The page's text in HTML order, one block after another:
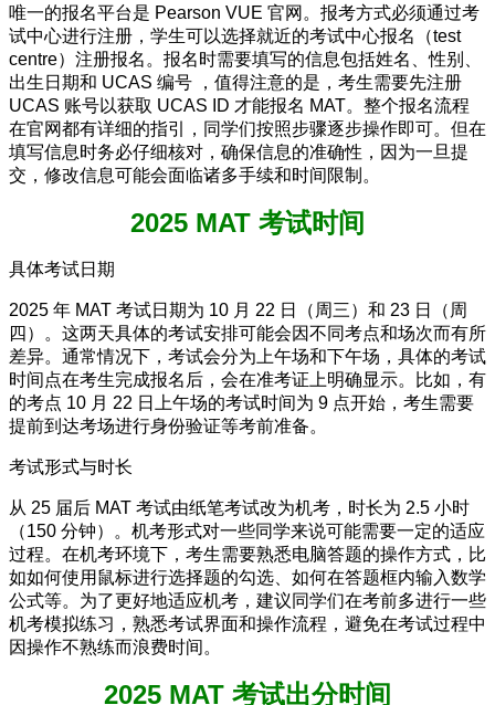
唯一的报名平台是 Pearson VUE 官网。报考方式必须通过考
试中心进行注册，学生可以选择就近的考试中心报名（test
centre）注册报名。报名时需要填写的信息包括姓名、性别、
出生日期和 UCAS 编号 ，值得注意的是，考生需要先注册
UCAS 账号以获取 UCAS ID 才能报名 MAT。整个报名流程
在官网都有详细的指引，同学们按照步骤逐步操作即可。但在
填写信息时务必仔细核对，确保信息的准确性，因为一旦提
交，修改信息可能会面临诸多手续和时间限制。
2025 MAT 考试时间
具体考试日期
2025 年 MAT 考试日期为 10 月 22 日（周三）和 23 日（周
四）。这两天具体的考试安排可能会因不同考点和场次而有所
差异。通常情况下，考试会分为上午场和下午场，具体的考试
时间点在考生完成报名后，会在准考证上明确显示。比如，有
的考点 10 月 22 日上午场的考试时间为 9 点开始，考生需要
提前到达考场进行身份验证等考前准备。
考试形式与时长
从 25 届后 MAT 考试由纸笔考试改为机考，时长为 2.5 小时
（150 分钟）。机考形式对一些同学来说可能需要一定的适应
过程。在机考环境下，考生需要熟悉电脑答题的操作方式，比
如如何使用鼠标进行选择题的勾选、如何在答题框内输入数学
公式等。为了更好地适应机考，建议同学们在考前多进行一些
机考模拟练习，熟悉考试界面和操作流程，避免在考试过程中
因操作不熟练而浪费时间。
2025 MAT 考试出分时间